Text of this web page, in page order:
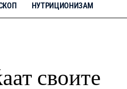
НУТРИЦИОНИЗАМ
своите